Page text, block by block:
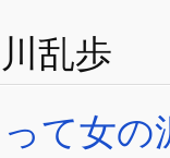
乱歩
て女の